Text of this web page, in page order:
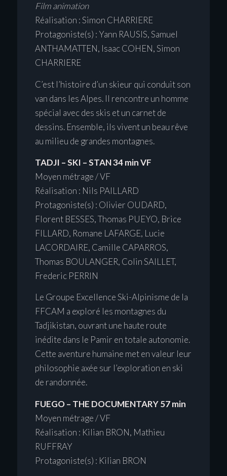
Film animation
Réalisation : Simon CHARRIERE
Protagoniste(s) : Yann RAUSIS, Samuel
ANTHAMATTEN, Isaac COHEN, Simon
CHARRIERE
C’est l’histoire d’un skieur qui conduit son
van dans les Alpes. Il rencontre un homme
spécial avec des skis et un carnet de
dessins. Ensemble, ils vivent un beau rêve
au milieu de grandes montagnes.
TADJI – SKI – STAN 34 min VF
Moyen métrage / VF
Réalisation : Nils PAILLARD
Protagoniste(s) : Olivier OUDARD,
Florent BESSES, Thomas PUEYO, Brice
FILLARD, Romane LAFARGE, Lucie
LACORDAIRE, Camille CAPARROS,
Thomas BOULANGER, Colin SAILLET,
Frederic PERRIN
Le Groupe Excellence Ski-Alpinisme de la
FFCAM a exploré les montagnes du
Tadjikistan, ouvrant une haute route
inédite dans le Pamir en totale autonomie.
Cette aventure humaine met en valeur leur
philosophie axée sur l’exploration en ski
de randonnée.
FUEGO – THE DOCUMENTARY 57 min
Moyen métrage / VF
Réalisation : Kilian BRON, Mathieu
RUFFRAY
Protagoniste(s) : Kilian BRON